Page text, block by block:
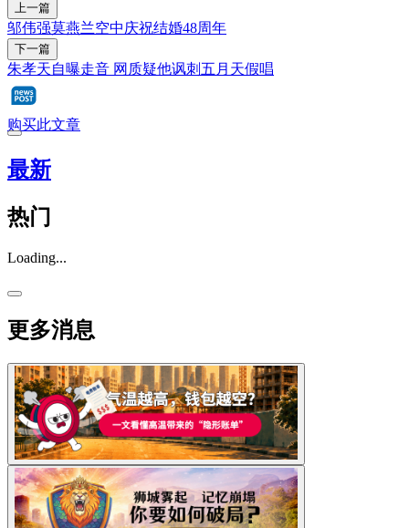
上一篇
邬伟强莫燕兰空中庆祝结婚48周年
下一篇
朱孝天自曝走音 网质疑他讽刺五月天假唱
购买此文章
最新
热门
Loading...
更多消息